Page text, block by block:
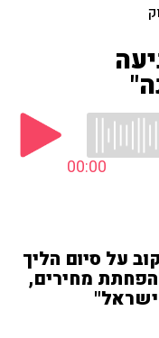
00:00
על סיום הליך
מחירים,